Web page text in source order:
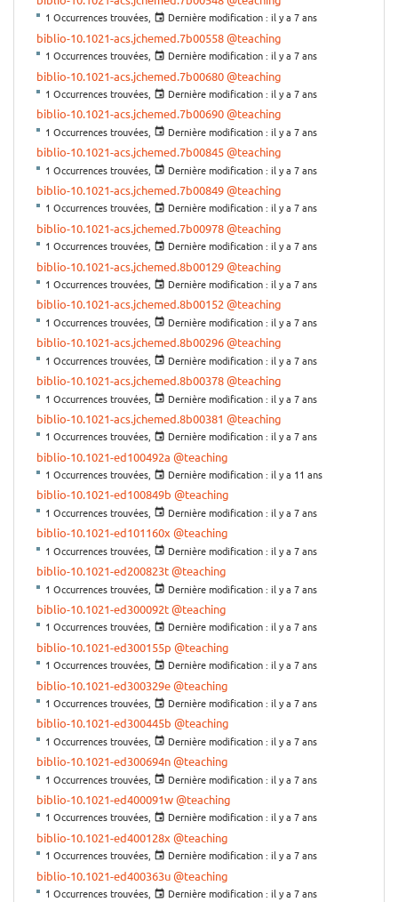
1 Occurrences trouvées, Dernière modification : il y a 7 ans
biblio-10.1021-acs.jchemed.7b00558@teaching
1 Occurrences trouvées, Dernière modification : il y a 7 ans
biblio-10.1021-acs.jchemed.7b00680@teaching
1 Occurrences trouvées, Dernière modification : il y a 7 ans
biblio-10.1021-acs.jchemed.7b00690@teaching
1 Occurrences trouvées, Dernière modification : il y a 7 ans
biblio-10.1021-acs.jchemed.7b00845@teaching
1 Occurrences trouvées, Dernière modification : il y a 7 ans
biblio-10.1021-acs.jchemed.7b00849@teaching
1 Occurrences trouvées, Dernière modification : il y a 7 ans
biblio-10.1021-acs.jchemed.7b00978@teaching
1 Occurrences trouvées, Dernière modification : il y a 7 ans
biblio-10.1021-acs.jchemed.8b00129@teaching
1 Occurrences trouvées, Dernière modification : il y a 7 ans
biblio-10.1021-acs.jchemed.8b00152@teaching
1 Occurrences trouvées, Dernière modification : il y a 7 ans
biblio-10.1021-acs.jchemed.8b00296@teaching
1 Occurrences trouvées, Dernière modification : il y a 7 ans
biblio-10.1021-acs.jchemed.8b00378@teaching
1 Occurrences trouvées, Dernière modification : il y a 7 ans
biblio-10.1021-acs.jchemed.8b00381 @teaching
1 Occurrences trouvées, Dernière modification : il y a 7 ans
biblio-10.1021-ed100492a @teaching
1 Occurrences trouvées, Dernière modification : il y a 11 ans
biblio-10.1021-ed100849b @teaching
1 Occurrences trouvées, Dernière modification : il y a 7 ans
biblio-10.1021-ed101160x @teaching
1 Occurrences trouvées, Dernière modification : il y a 7 ans
biblio-10.1021-ed200823t@teaching
1 Occurrences trouvées, Dernière modification : il y a 7 ans
biblio-10.1021-ed300092t@teaching
1 Occurrences trouvées, Dernière modification : il y a 7 ans
biblio-10.1021-ed300155p @teaching
1 Occurrences trouvées, Dernière modification : il y a 7 ans
biblio-10.1021-ed300329e@teaching
1 Occurrences trouvées, Dernière modification : il y a 7 ans
biblio-10.1021-ed300445b @teaching
1 Occurrences trouvées, Dernière modification : il y a 7 ans
biblio-10.1021-ed300694n@teaching
1 Occurrences trouvées, Dernière modification : il y a 7 ans
biblio-10.1021-ed400091w@teaching
1 Occurrences trouvées, Dernière modification : il y a 7 ans
biblio-10.1021-ed400128x @teaching
1 Occurrences trouvées, Dernière modification : il y a 7 ans
biblio-10.1021-ed400363u@teaching
1 Occurrences trouvées, Dernière modification : il y a 7 ans